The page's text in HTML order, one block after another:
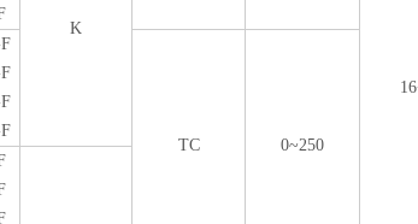
K
TC
0~250